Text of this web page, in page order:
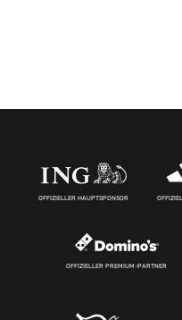
OFFIZIELLER HAUPTSPONSOR
OFFIZIELLER PREMIUM-PARTNER